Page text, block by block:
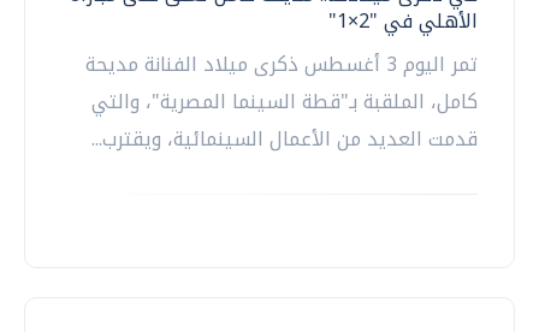
الأهلي في "2×1"
تمر اليوم 3 أغسطس ذكرى ميلاد الفنانة مديحة
كامل، الملقبة بـ"قطة السينما المصرية"، والتي
قدمت العديد من الأعمال السينمائية، ويقترب...